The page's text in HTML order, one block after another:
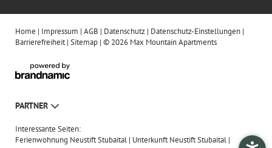
Home | Impressum | AGB | Datenschutz | Datenschutz-Einstellungen |
Barrierefreiheit| Sitemap | © 2026 Max Mountain Apartments
PARTNER
Interessante Seiten:
Ferienwohnung Neustift Stubaital | Unterkunft Neustift Stubaital |